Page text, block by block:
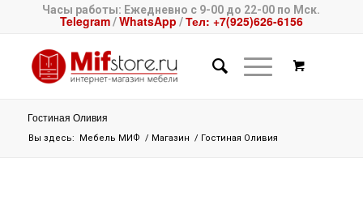
Часы работы: Ежедневно с 9-00 до 22-00 по Мск.
Telegram/WhatsApp /Тел: +7(925)626-6156
Гостиная Оливия
Вы здесь: Мебель МИФ / Магазин / Гостиная Оливия